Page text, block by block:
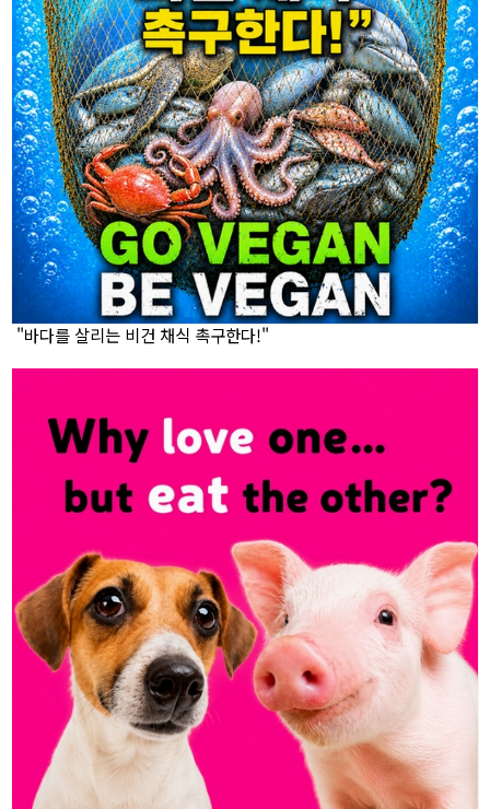
"바다를 살리는 비건 채식 촉구한다!"